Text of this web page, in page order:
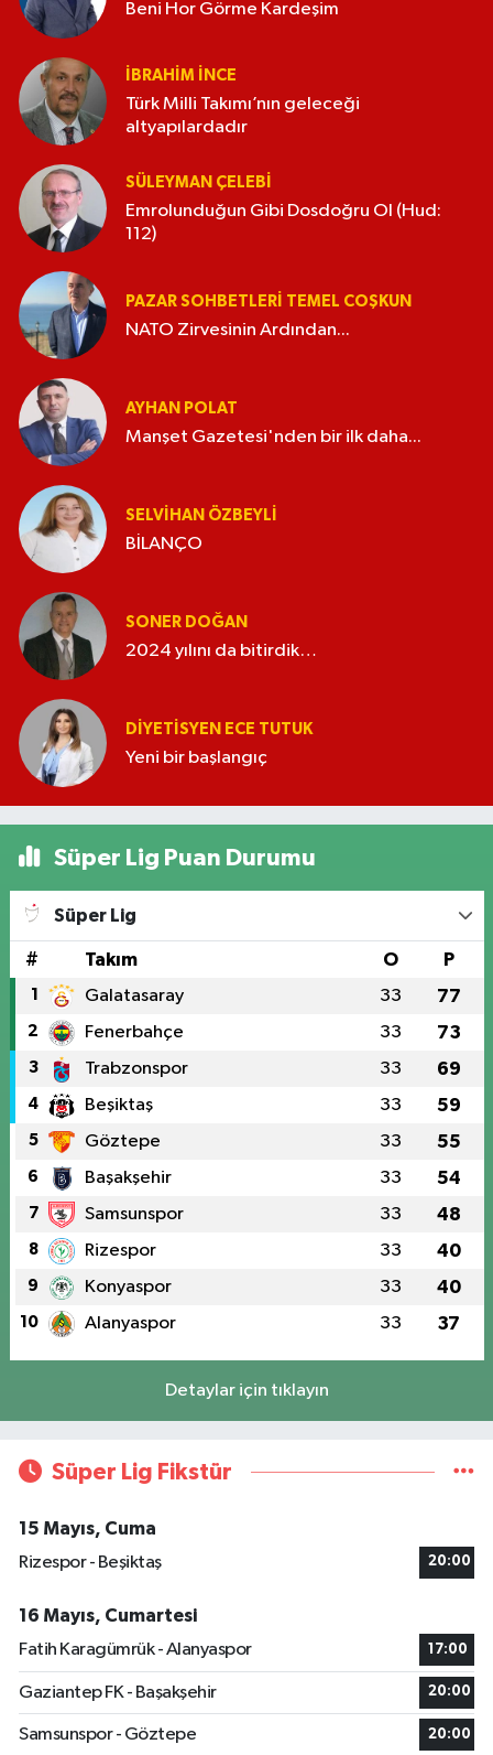
Beni Hor Görme Kardeşim
İBRAHIM İNCE
Türk Milli Takımı’nın geleceği
altyapılardadır
SÜLEYMAN ÇELEBI
Emrolunduğun Gibi Dosdoğru Ol (Hud:
112)
PAZAR SOHBETLERI TEMEL COŞKUN
NATO Zirvesinin Ardından...
AYHAN POLAT
Manşet Gazetesi'nden bir ilk daha...
SELVIHAN ÖZBEYLI
BİLANÇO
SONER DOĞAN
2024 yılını da bitirdik…
DIYETISYEN ECE TUTUK
Yeni bir başlangıç
Süper Lig Puan Durumu
Süper Lig
# Takım O P
1 Galatasaray 33 77
2 Fenerbahçe 33 73
3 Trabzonspor 33 69
4 Beşiktaş 33 59
5 Göztepe 33 55
6 Başakşehir 33 54
7 Samsunspor 33 48
8 Rizespor 33 40
9 Konyaspor 33 40
10 Alanyaspor 33 37
Detaylar için tıklayın
Süper Lig Fikstür
15 Mayıs, Cuma
Rizespor - Beşiktaş
20:00
16 Mayıs, Cumartesi
Fatih Karagümrük - Alanyaspor
17:00
Gaziantep FK - Başakşehir 20:00
Samsunspor - Göztepe 20:00